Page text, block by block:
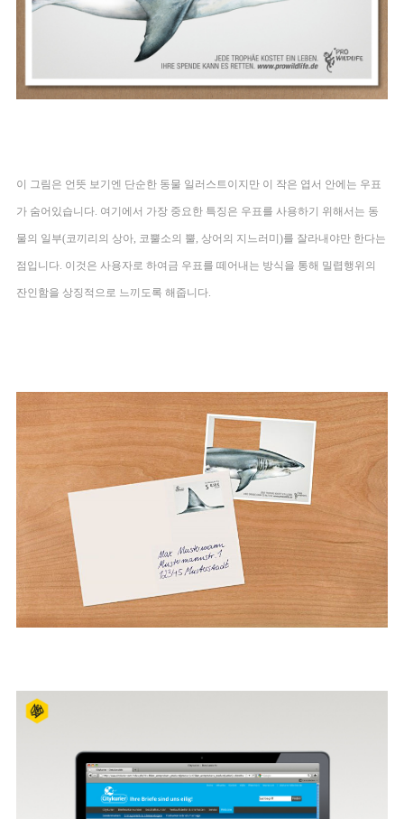
이 그림은 언뜻 보기엔 단순한 동물 일러스트이지만 이 작은 엽서 안에는 우표
가 숨어있습니다. 여기에서 가장 중요한 특징은 우표를 사용하기 위해서는 동
물의 일부(코끼리의 상아, 코뿔소의 뿔, 상어의 지느러미)를 잘라내야만 한다는
점입니다. 이것은 사용자로 하여금 우표를 떼어내는 방식을 통해 밀렵행위의
잔인함을 상징적으로 느끼도록 해줍니다.